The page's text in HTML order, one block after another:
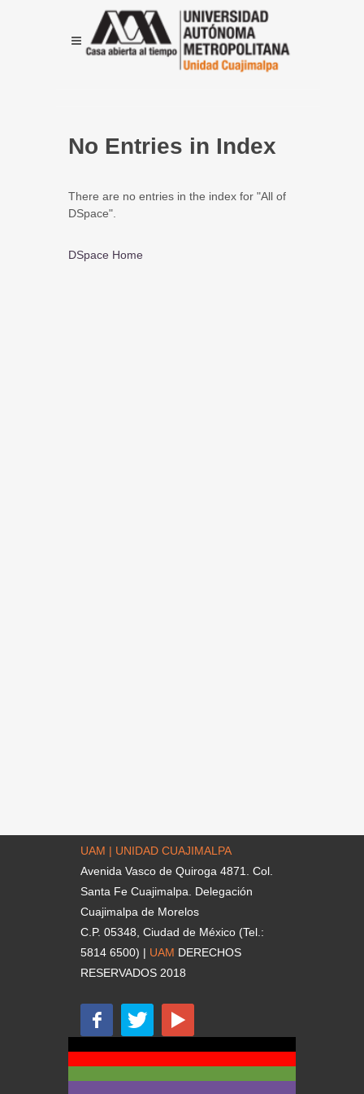
No Entries in Index
There are no entries in the index for "All of
DSpace".
DSpace Home
UAM | UNIDAD CUAJIMALPA
Avenida Vasco de Quiroga 4871. Col.
Santa Fe Cuajimalpa. Delegación
Cuajimalpa de Morelos
C.P. 05348, Ciudad de México (Tel.:
5814 6500) | UAM DERECHOS
RESERVADOS 2018